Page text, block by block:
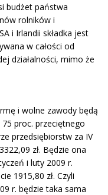
budżet państwa
rolników i
i Irlandii składka jest
w całości od
działalności, mimo że
i wolne zawody będą
proc. przeciętnego
przedsiębiorstw za IV
zł. Będzie ona
i luty 2009 r.
1915,80 zł. Czyli
r. będzie taka sama